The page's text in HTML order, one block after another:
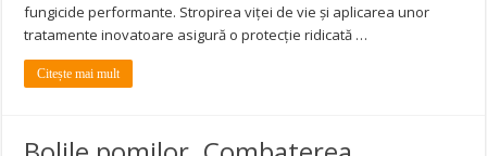
fungicide performante. Stropirea viței de vie și aplicarea unor
tratamente inovatoare asigură o protecție ridicată …
Citește mai mult